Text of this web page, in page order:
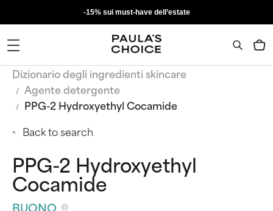
-15% sui must-have dell’estate
Dizionario degli ingredienti skincare
Agente detergente
PPG-2 Hydroxyethyl Cocamide
Back to search
PPG-2 Hydroxyethyl
Cocamide
BUONO